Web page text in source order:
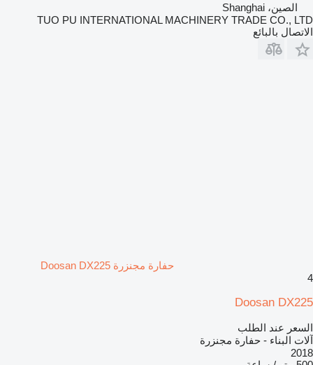
الصين، Shanghai
TUO PU INTERNATIONAL MACHINERY TRADE CO., LTD
الاتصال بالبائع
حفارة مجنزرة Doosan DX225
4
Doosan DX225
السعر عند الطلب
آلات البناء - حفارة مجنزرة
2018